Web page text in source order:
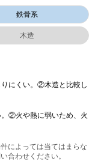
鉄骨系
木造
にくい。②木造と比較し
②火や熱に弱いため、火
によっては当てはまらな
合わせください。